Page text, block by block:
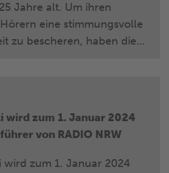
Jahre alt. Um ihren
eine stimmungsvolle
zu bescheren, haben die
in die Hochphase
0-Euro-Scheins in der
die Lichtblicke-Auktion,
im Dezember mit vielen
wird zum 1. Januar 2024
von RADIO NRW
zum 1. Januar 2024